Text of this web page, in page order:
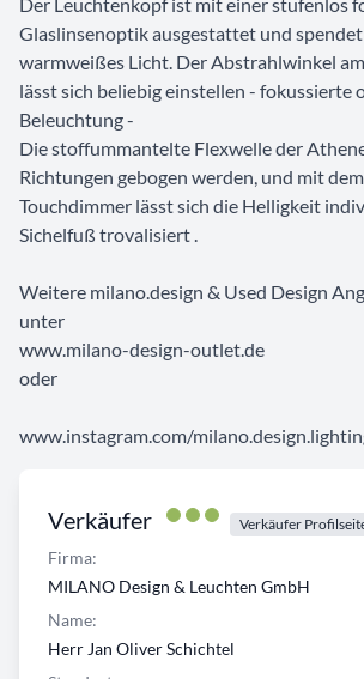
Verkäufer Verkäufer
Firma:
MILANO Design & Leuchten GmbH
Name:
Herr Jan Oliver Schichtel
Der Leuchtenkopf ist mit einer stufenlos
Glaslinsenoptik ausgestattet und
warmweißes Licht. Der Abstrahlwinkel
lässt sich beliebig einstellen - fokussierte
Beleuchtung -
Die stoffummantelte Flexwelle der
Richtungen gebogen werden, und mit
Touchdimmer lässt sich die Helligkeit
Sichelfuß trovalisiert .
Weitere milano.design & Used Design
unter
www.milano-design-outlet.de
oder
www.instagram.com/